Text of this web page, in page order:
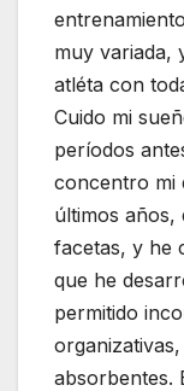
muy variada,
atléta con
Cuido mi
períodos
concentro mi
últimos años,
facetas, y he
que he
permitido
absorbentes.